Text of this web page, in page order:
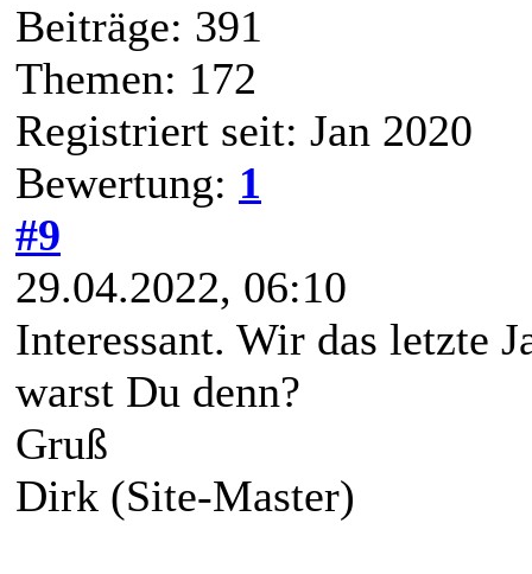
Beiträge: 391
Themen: 172
Registriert seit: Jan 2020
Bewertung: 1
#9
29.04.2022, 06:10
Interessant. Wir das letzte
warst Du denn?
Gruß
Dirk (Site-Master)